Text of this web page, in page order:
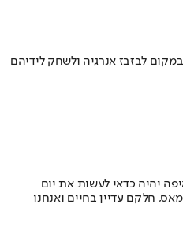
לבזבז אנרגיה ולשחק לידיהם
יהיה כדאי לעשות את יום
השנה יש עדיין 59 חטופים וחטופות, שמוחזקים בידי החמאס, חלקם עדיין בחיים ואנחנו